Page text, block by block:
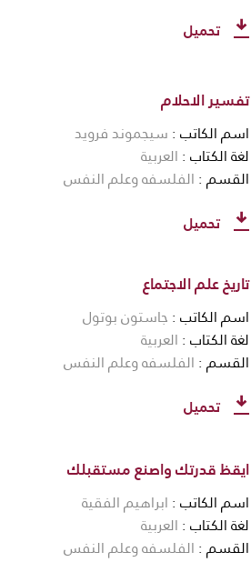
تحميل
تفسير الاحلام
اسم الكاتب سيجموند فرويد
لغة الكتاب العربية
القسم الفلسفه وعلم النفس
تحميل
تاريخ علم الاجتماع
اسم الكاتب جاستون بوتول
لغة الكتاب العربية
القسم الفلسفه وعلم النفس
تحميل
ايقظ قدرتك واصنع مستقبلك
اسم الكاتب ابراهيم الفقية
لغة الكتاب العربية
القسم الفلسفه وعلم النفس